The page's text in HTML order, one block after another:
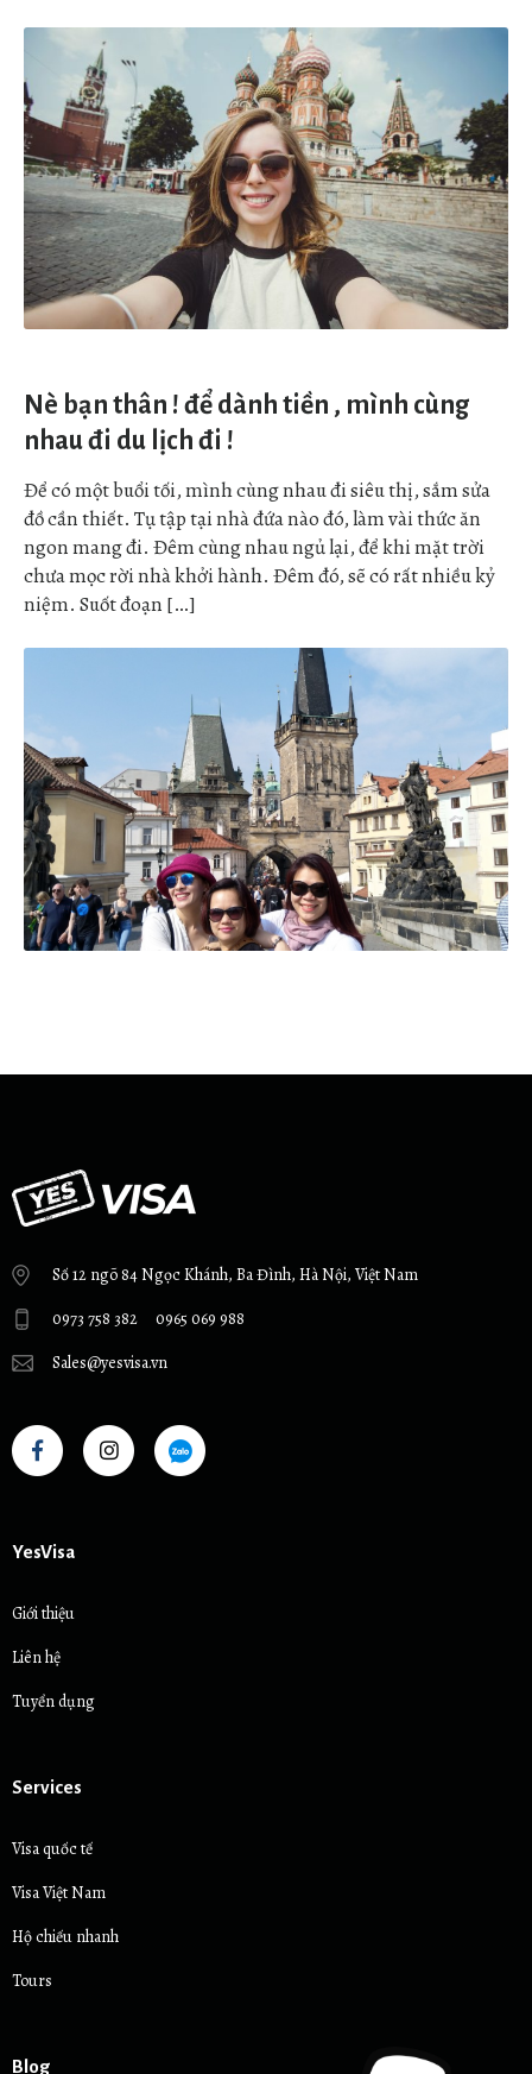
Nè bạn thân ! để dành tiền , mình cùng
nhau đi du lịch đi !
Để có một buổi tối, mình cùng nhau đi siêu thị, sắm sửa
đồ cần thiết. Tụ tập tại nhà đứa nào đó, làm vài thức ăn
ngon mang đi. Đêm cùng nhau ngủ lại, để khi mặt trời
chưa mọc rời nhà khởi hành. Đêm đó, sẽ có rất nhiều kỷ
niệm. Suốt đoạn […]
Số 12 ngõ 84 Ngọc Khánh, Ba Đình, Hà Nội, Việt Nam
0973 758 382
0965 069 988
Sales@yesvisa.vn
YesVisa
Giới thiệu
Liên hệ
Tuyển dụng
Services
Visa quốc tế
Visa Việt Nam
Hộ chiếu nhanh
Tours
Blog